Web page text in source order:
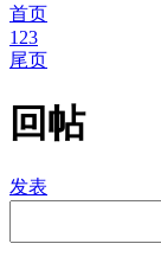
首页
1 23
尾页
回帖
发表